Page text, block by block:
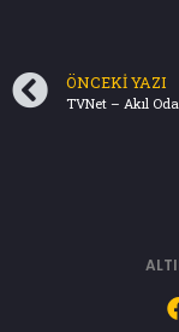
ÖNCEKI YAZI